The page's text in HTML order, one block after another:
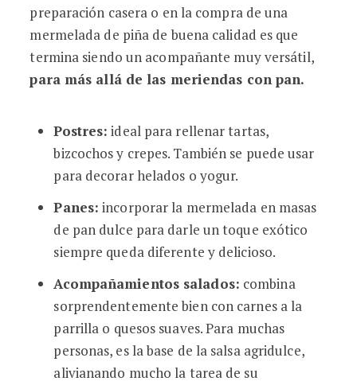
preparación casera o en la compra de una
mermelada de piña de buena calidad es que
termina siendo un acompañante muy versátil,
para más allá de las meriendas con pan.
Postres: ideal para rellenar tartas,
bizcochos y crepes. También se puede usar
para decorar helados o yogur.
Panes: incorporar la mermelada en masas
de pan dulce para darle un toque exótico
siempre queda diferente y delicioso.
Acompañamientos salados: combina
sorprendentemente bien con carnes a la
parrilla o quesos suaves. Para muchas
personas, es la base de la salsa agridulce,
alivianando mucho la tarea de su